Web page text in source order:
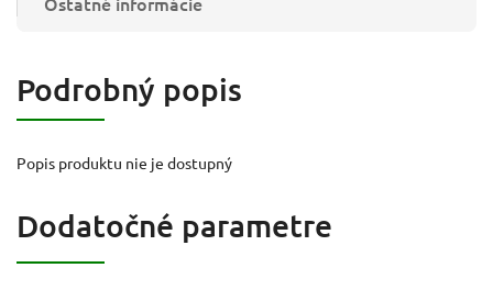
Podrobný popis
Popis produktu nie je dostupný
Dodatočné parametre